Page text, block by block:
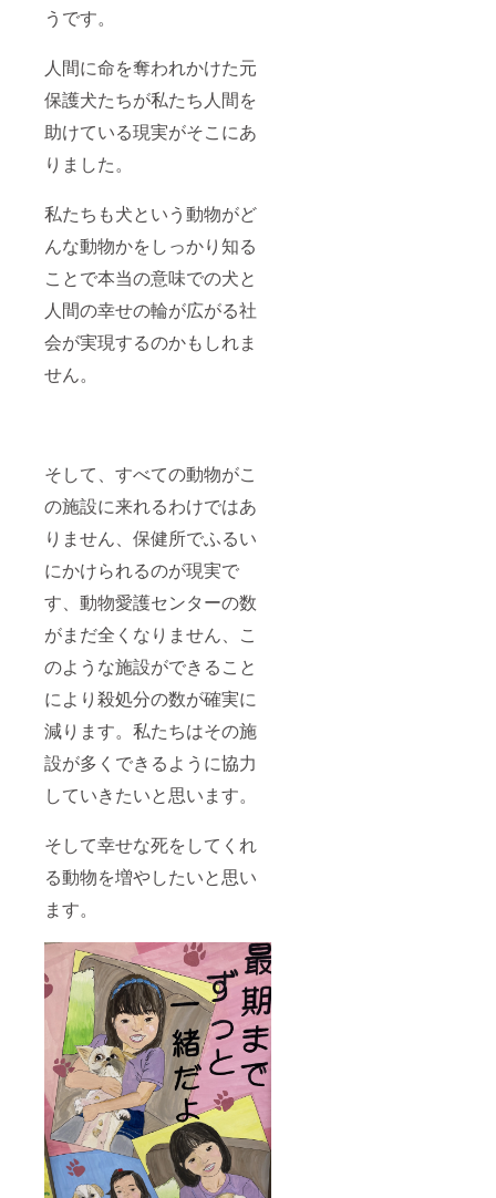
うです。
人間に命を奪われかけた元
保護犬たちが私たち人間を
助けている現実がそこにあ
りました。
私たちも犬という動物がど
んな動物かをしっかり知る
ことで本当の意味での犬と
人間の幸せの輪が広がる社
会が実現するのかもしれま
せん。
そして、すべての動物がこ
の施設に来れるわけではあ
りません、保健所でふるい
にかけられるのが現実で
す、動物愛護センターの数
がまだ全くなりません、こ
のような施設ができること
により殺処分の数が確実に
減ります。私たちはその施
設が多くできるように協力
していきたいと思います。
そして幸せな死をしてくれ
る動物を増やしたいと思い
ます。